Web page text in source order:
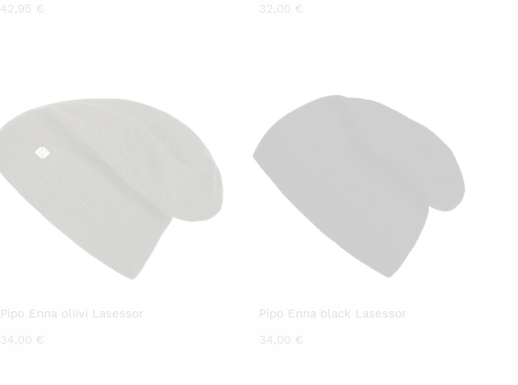
42,95 €
32,00 €
Pipo Enna oliivi Lasessor
34,00 €
Pipo Enna black Lasessor
34,00 €